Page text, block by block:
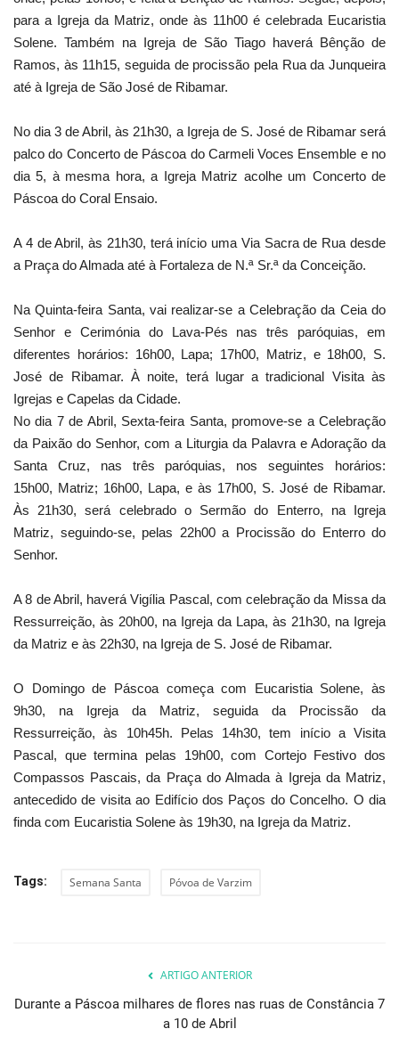
para a Igreja da Matriz, onde às 11h00 é celebrada Eucaristia
Solene. Também na Igreja de São Tiago haverá Bênção de
Ramos, às 11h15, seguida de procissão pela Rua da Junqueira
até à Igreja de São José de Ribamar.
No dia 3 de Abril, às 21h30, a Igreja de S. José de Ribamar será
palco do Concerto de Páscoa do Carmeli Voces Ensemble e no
dia 5, à mesma hora, a Igreja Matriz acolhe um Concerto de
Páscoa do Coral Ensaio.
A 4 de Abril, às 21h30, terá início uma Via Sacra de Rua desde
a Praça do Almada até à Fortaleza de N.ª Sr.ª da Conceição.
Na Quinta-feira Santa, vai realizar-se a Celebração da Ceia do
Senhor e Cerimónia do Lava-Pés nas três paróquias, em
diferentes horários: 16h00, Lapa; 17h00, Matriz, e 18h00, S.
José de Ribamar. À noite, terá lugar a tradicional Visita às
Igrejas e Capelas da Cidade.
No dia 7 de Abril, Sexta-feira Santa, promove-se a Celebração
da Paixão do Senhor, com a Liturgia da Palavra e Adoração da
Santa Cruz, nas três paróquias, nos seguintes horários:
15h00, Matriz; 16h00, Lapa, e às 17h00, S. José de Ribamar.
Às 21h30, será celebrado o Sermão do Enterro, na Igreja
Matriz, seguindo-se, pelas 22h00 a Procissão do Enterro do
Senhor.
A 8 de Abril, haverá Vigília Pascal, com celebração da Missa da
Ressurreição, às 20h00, na Igreja da Lapa, às 21h30, na Igreja
da Matriz e às 22h30, na Igreja de S. José de Ribamar.
O Domingo de Páscoa começa com Eucaristia Solene, às
9h30, na Igreja da Matriz, seguida da Procissão da
Ressurreição, às 10h45h. Pelas 14h30, tem início a Visita
Pascal, que termina pelas 19h00, com Cortejo Festivo dos
Compassos Pascais, da Praça do Almada à Igreja da Matriz,
antecedido de visita ao Edifício dos Paços do Concelho. O dia
finda com Eucaristia Solene às 19h30, na Igreja da Matriz.
Tags: Semana Santa Póvoa de Varzim
ARTIGO ANTERIOR
Durante a Páscoa milhares de flores nas ruas de Constância 7
a 10 de Abril